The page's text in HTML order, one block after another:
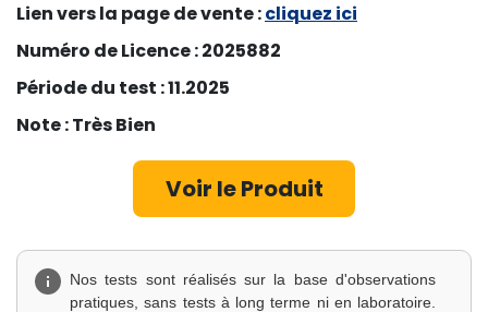
Lien vers la page de vente :cliquez ici
Numéro de Licence : 2025882
Période du test : 11.2025
Note : Très Bien
Voir le Produ​​​​it​​
Nos tests sont réalisés sur la base d'observations
pratiques, sans tests à long terme ni en laboratoire.